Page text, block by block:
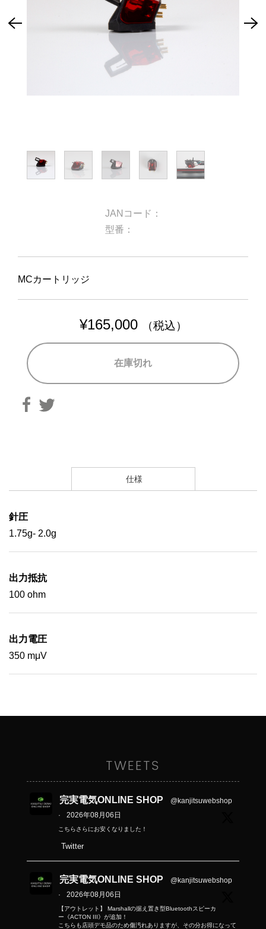
JANコード：
型番：
MCカートリッジ
¥165,000 （税込）
在庫切れ
仕様
針圧
1.75g- 2.0g
出力抵抗
100 ohm
出力電圧
350 mμV
TWEETS
完実電気ONLINE SHOP
@kanjitsuwebshop
·
2026年08月06日
こちらさらにお安くなりました！
Twitter
完実電気ONLINE SHOP
@kanjitsuwebshop
·
2026年08月06日
【アウトレット】 Marshallの据え置き型Bluetoothスピーカ
ー《ACTON III》が追加！
こちらも店頭デモ品のため傷汚れありますが、その分お得になって